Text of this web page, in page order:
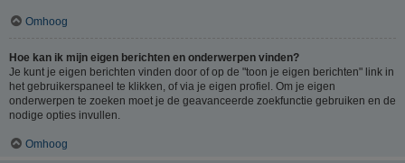
Omhoog
Hoe kan ik mijn eigen berichten en onderwerpen vinden?
Je kunt je eigen berichten vinden door of op de "toon je eigen berichten" link in
het gebruikerspaneel te klikken, of via je eigen profiel. Om je eigen
onderwerpen te zoeken moet je de geavanceerde zoekfunctie gebruiken en de
nodige opties invullen.
Omhoog